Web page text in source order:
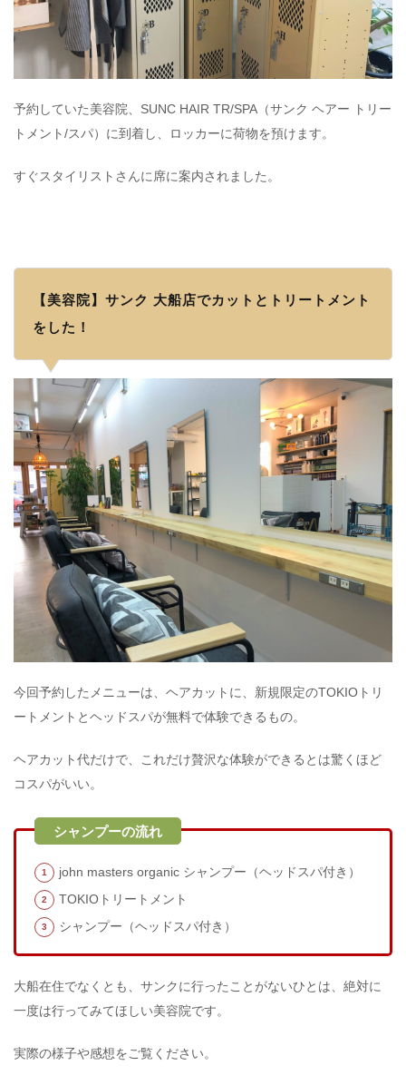
予約していた美容院、SUNC HAIR TR/SPA（サンク ヘアー トリー
トメント/スパ）に到着し、ロッカーに荷物を預けます。
すぐスタイリストさんに席に案内されました。
【美容院】サンク 大船店でカットとトリートメント
をした！
今回予約したメニューは、ヘアカットに、新規限定のTOKIOトリ
ートメントとヘッドスパが無料で体験できるもの。
ヘアカット代だけで、これだけ贅沢な体験ができるとは驚くほど
コスパがいい。
john masters organic シャンプー（ヘッドスパ付き）
TOKIOトリートメント
シャンプー（ヘッドスパ付き）
大船在住でなくとも、サンクに行ったことがないひとは、絶対に
一度は行ってみてほしい美容院です。
実際の様子や感想をご覧ください。